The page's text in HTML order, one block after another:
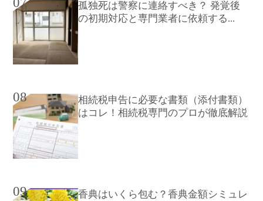
孤独死は警察に連絡すべき？ 発覚後
の初期対応と専門業者に依頼する...
08
相続税申告に必要な書類（添付書類）
はコレ！相続税専門のプロが徹底解説
09
香典はいくら包む？香典金額シミュレ